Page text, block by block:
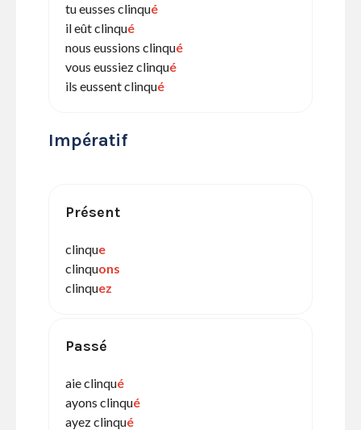
tu eusses clinqué
il eût clinqué
nous eussions clinqué
vous eussiez clinqué
ils eussent clinqué
Impératif
Présent
clinque
clinquons
clinquez
Passé
aie clinqué
ayons clinqué
ayez clinqué